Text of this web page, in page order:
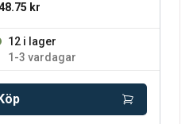
kr
12 i lager
1-3 vardagar